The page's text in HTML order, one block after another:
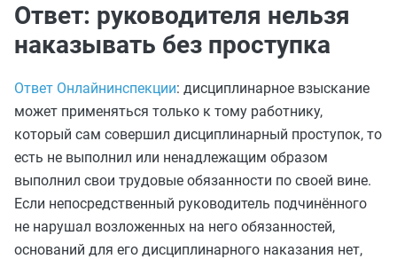
Ответ: руководителя нельзя
наказывать без проступка
Ответ Онлайнинспекции: дисциплинарное взыскание
может применяться только к тому работнику,
который сам совершил дисциплинарный проступок, то
есть не выполнил или ненадлежащим образом
выполнил свои трудовые обязанности по своей вине.
Если непосредственный руководитель подчинённого
не нарушал возложенных на него обязанностей,
оснований для его дисциплинарного наказания нет,